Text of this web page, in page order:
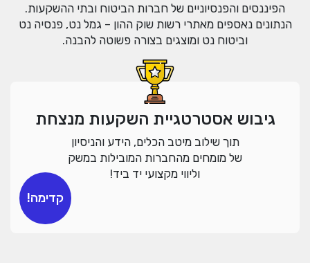
הפיננסים והפנסיוניים של חברות הביטוח ובתי ההשקעות.
הנתונים נאספים מאתרי רשות שוק ההון – גמל נט, פנסיה נט
וביטוח נט ומוצגים בצורה פשוטה להבנה.
גיבוש אסטרטגיית השקעות מנצחת
תוך שילוב מיטב הכלים, הידע והניסיון
של מומחים מהחברות המובילות במשק
וליווי מקצועי יד ביד!
קדימה!